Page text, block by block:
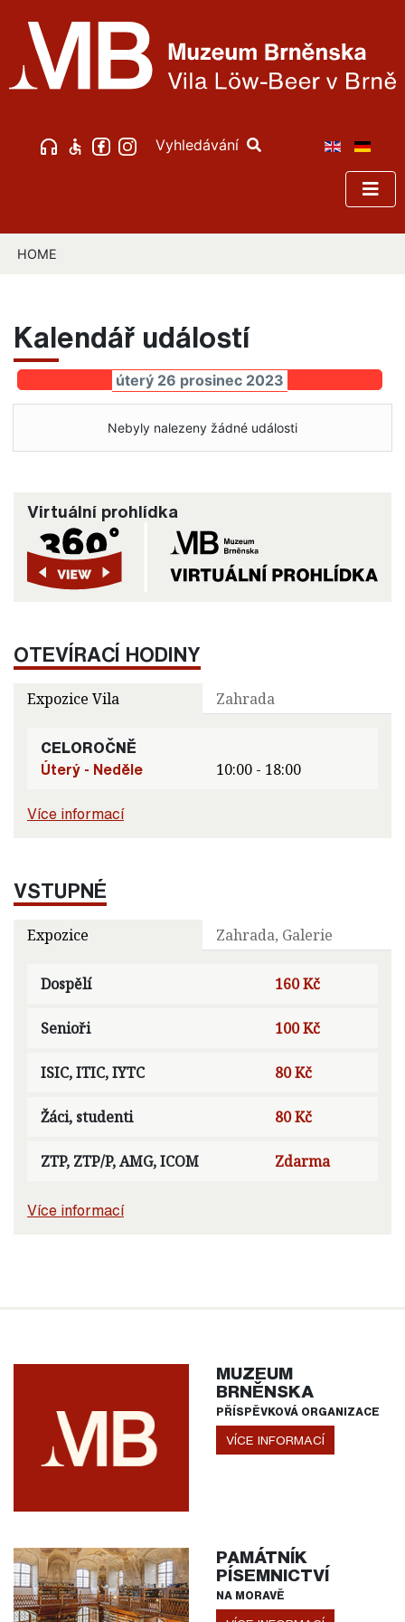
Vyhledávání
HOME
Kalendář událostí
úterý 26 prosinec 2023
Nebyly nalezeny žádné události
Virtuální prohlídka
OTEVÍRACÍ HODINY
Expozice Vila Zahrada
CELOROČNĚ
Úterý - Neděle
10:00 - 18:00
Více informací
VSTUPNÉ
Expozice Zahrada, Galerie
Dospělí 160 Kč
Senioři 100 Kč
ISIC, ITIC, IYTC 80 Kč
Žáci, studenti 80 Kč
ZTP, ZTP/P, AMG, ICOM Zdarma
Více informací
MUZEUM
BRNĚNSKA
PŘÍSPĚVKOVÁ ORGANIZACE
VÍCE INFORMACÍ
PAMÁTNÍK
PÍSEMNICTVÍ
NA MORAVĚ